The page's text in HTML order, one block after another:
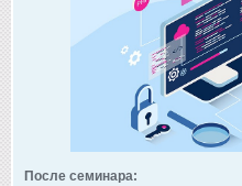
После семинара: